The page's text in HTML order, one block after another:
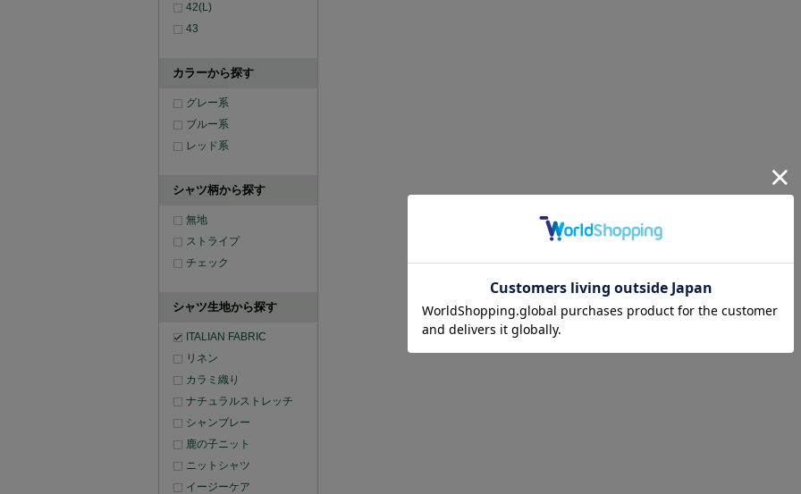
42(L)
43
カラーから探す
グレー系
ブルー系
レッド系
シャツ柄から探す
無地
ストライプ
チェック
シャツ生地から探す
ITALIAN FABRIC
リネン
カラミ織り
ナチュラルストレッチ
シャンブレー
鹿の子ニット
ニットシャツ
イージーケア